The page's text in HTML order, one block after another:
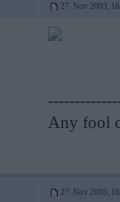
27. Nov 2003,
Any fool
27. Nov 2003,